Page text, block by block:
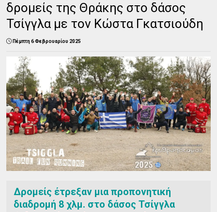
δρομείς της Θράκης στο δάσος
Τσίγγλα με τον Κώστα Γκατσιούδη
Πέμπτη 6 Φεβρουαρίου 2025
Δρομείς έτρεξαν μια προπονητική
διαδρομή 8 χλμ. στο δάσος Τσίγγλα